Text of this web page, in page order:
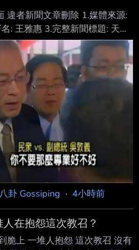
違者新聞文章刪除 1.媒體來源:
: 王雅惠 3.完整新聞標題: 天氣
徑又變了！「北部首當其衝」
4.完整新聞內文: 天氣／白海豚
！「北部首當其衝」 風雨最猛
雅惠 發佈時間：2026.08.06
間：2026.08.06 07:30 白海
了！（圖／氣象署） 父親節泡
颱共存，包括「白海豚」、昨
昌鴻」以及「鯨 魚」。氣象專
白海豚最新路
八卦 Gossiping · 4小時前
在抱怨這次教召？
脆上 一堆人抱怨 這次教召 沒有